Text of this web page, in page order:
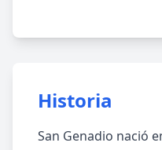
Historia
San Genadio nació